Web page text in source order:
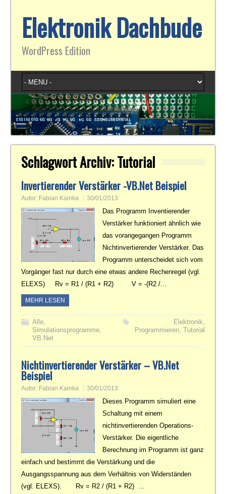
Elektronik Dachbude
WordPress Edition
Schlagwort Archiv:Tutorial
Invertierender Verstärker -VB.Net Beispiel
Autor: Fabian Kainka 30/01/2013
Das Programm Inventierender
Verstärker funktioniert ähnlich wie
das vorangegangen Programm
Nichtinvertierender Verstärker. Das
Programm unterscheidet sich vom
Vorgänger fast nur durch eine etwas andere Rechenregel (vgl.
ELEXS) Rv = R1 / (R1 + R2) V = -(R2 /…
MEHR LESEN
Alle,
Simulationsprogramme,
VB.Net
Elektronik,
Programmieren, Tutorial
Nichtinvertierender Verstärker – VB.Net
Beispiel
Autor: Fabian Kainka 30/01/2013
Dieses Programm simuliert eine
Schaltung mit einem
nichtinvertierenden Operations-
Verstärker. Die eigentliche
Berechnung im Programm ist ganz
einfach und bestimmt die Verstärkung und die
Ausgangsspannung aus dem Verhältnis von Widerständen
(vgl. ELEXS). Rv = R2 / (R1 + R2) …